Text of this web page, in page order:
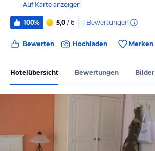
Auf Karte anzeigen
100% 5,0 / 6 11 Bewertungen
Bewerten Hochladen Merken
Hotelübersicht Bewertungen Bilder